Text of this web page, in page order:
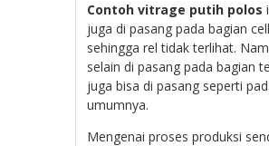
Contoh vitrage putih polos
juga di pasang pada bagian
sehingga rel tidak terlihat.
selain di pasang pada bagian
juga bisa di pasang seperti
umumnya.
Mengenai proses produksi